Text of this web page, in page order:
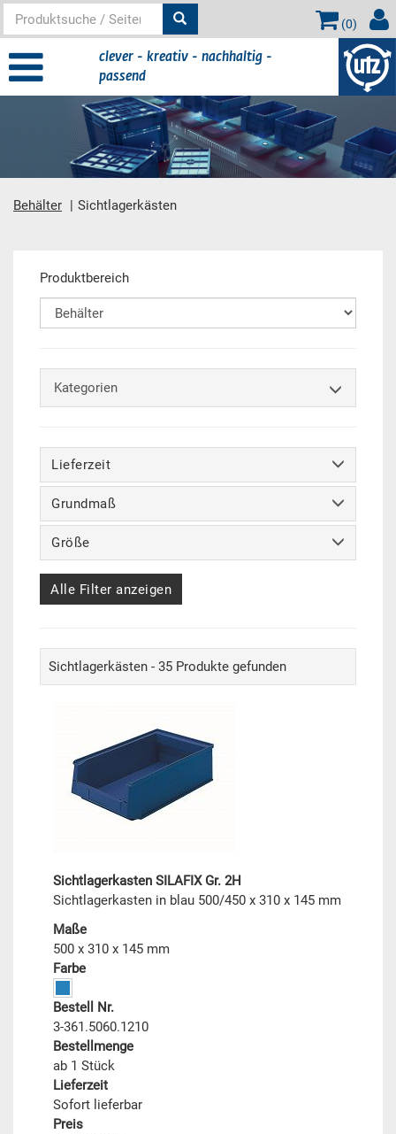
(0)
clever - kreativ - nachhaltig -
passend
Behälter Sichtlagerkästen
Hauptinhalt
Produktbereich
Kategorien
Lieferzeit
Grundmaß
Größe
Alle Filter anzeigen
Sichtlagerkästen - 35 Produkte gefunden
Sichtlagerkasten SILAFIX Gr. 2H
Sichtlagerkasten in blau 500/450 x 310 x 145 mm
Maße
500 x 310 x 145 mm
Farbe
Bestell Nr.
3-361.5060.1210
Bestellmenge
ab 1 Stück
Lieferzeit
Sofort lieferbar
Preis